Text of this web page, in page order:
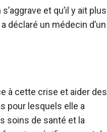
et qu’il y ait plus
déclaré un médecin d’un
à cette crise et aider des
pour lesquels elle a
soins de santé et la